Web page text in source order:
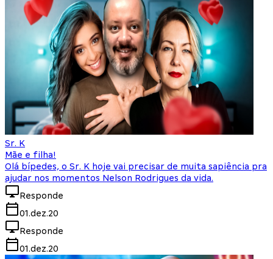
Sr. K
Mãe e filha!
Olá bípedes, o Sr. K hoje vai precisar de muita sapiência pra
ajudar nos momentos Nelson Rodrigues da vida.
Responde
01.dez.20
Responde
01.dez.20